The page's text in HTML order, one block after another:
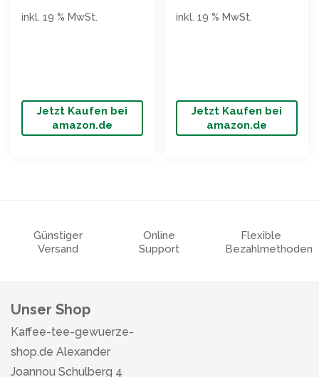
Jetzt Kaufen bei
amazon.de
inkl. 19 % MwSt.
Jetzt Kaufen bei
amazon.de
inkl. 19 % MwSt.
Günstiger
Versand
Online
Support
Flexible
Bezahlmethoden
Unser Shop
Kaffee-tee-gewuerze-
shop.de Alexander
Joannou Schulberg 4